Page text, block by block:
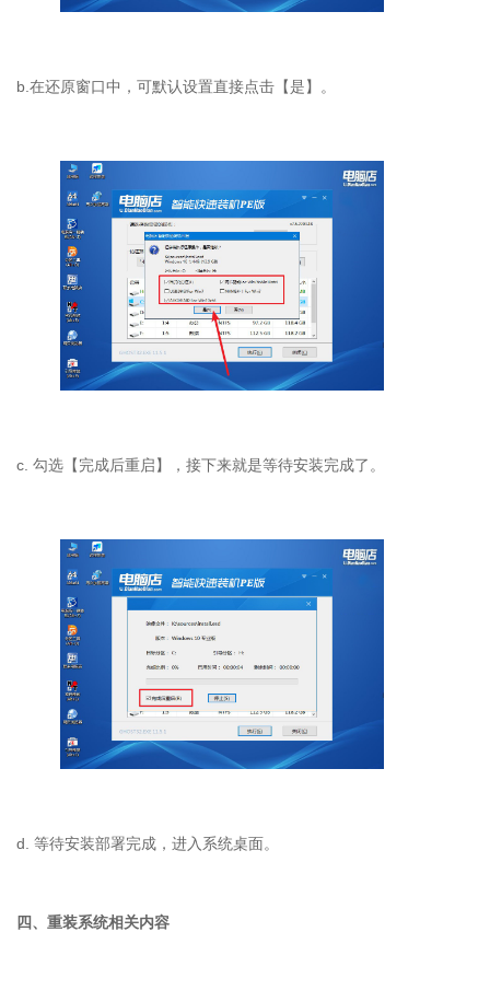
b.在还原窗口中，可默认设置直接点击【是】。
c. 勾选【完成后重启】，接下来就是等待安装完成了。
d. 等待安装部署完成，进入系统桌面。
四、重装系统相关内容